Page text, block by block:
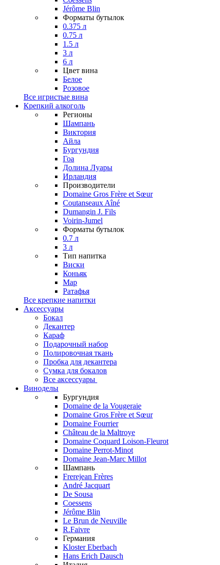
Jérôme Blin
Форматы бутылок
0.375 л
0.75 л
1.5 л
3 л
6 л
Цвет вина
Белое
Розовое
Все игристые вина
Крепкий алкоголь
Регионы
Шампань
Виктория
Айла
Бургундия
Гоа
Долина Луары
Ирландия
Производители
Domaine Gros Frère et Sœur
Coutanseaux Aîné
Dumangin J. Fils
Voirin-Jumel
Форматы бутылок
0.7 л
3 л
Тип напитка
Виски
Коньяк
Мар
Ратафья
Все крепкие напитки
Аксессуары
Бокал
Декантер
Караф
Подарочный набор
Полировочная ткань
Пробка для декантера
Сумка для бокалов
Все аксессуары
Виноделы
Бургундия
Domaine de la Vougeraie
Domaine Gros Frère et Sœur
Domaine Fourrier
Château de la Maltroye
Domaine Coquard Loison-Fleurot
Domaine Perrot-Minot
Domaine Jean-Marc Millot
Шампань
Frerejean Frères
André Jacquart
De Sousa
Coessens
Jérôme Blin
Le Brun de Neuville
R.Faivre
Германия
Kloster Eberbach
Hans Erich Dausch